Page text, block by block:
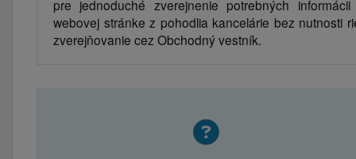
pre jednoduché zverejnenie potrebných
webovej stránke z pohodlia kancelárie bez nutnosti
zverejňovanie cez Obchodný vestník.